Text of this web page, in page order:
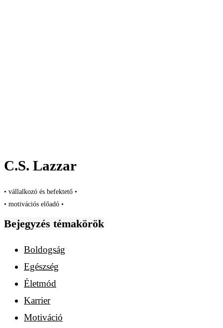
C.S. Lazzar
• vállalkozó és befektető •
• motivációs előadó •
Bejegyzés témakörök
Boldogság
Egészség
Életmód
Karrier
Motiváció